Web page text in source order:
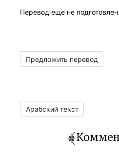
Перевод еще не подготовлен.
Предложить перевод
Арабский текст